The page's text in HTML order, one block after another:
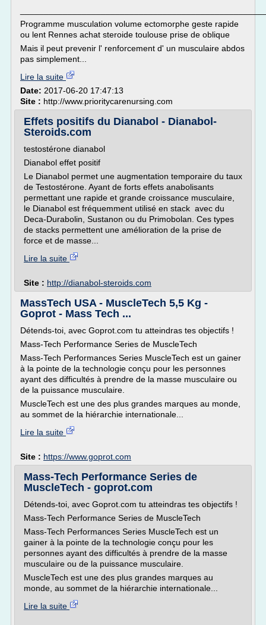
Programme musculation volume ectomorphe geste rapide
ou lent Rennes achat steroide toulouse prise de oblique
Mais il peut prevenir l' renforcement d' un musculaire abdos
pas simplement...
Lire la suite
Date: 2017-06-20 17:47:13
Site : http://www.prioritycarenursing.com
Effets positifs du Dianabol - Dianabol-
Steroids.com
testostérone dianabol
Dianabol effet positif
Le Dianabol permet une augmentation temporaire du taux
de Testostérone. Ayant de forts effets anabolisants
permettant une rapide et grande croissance musculaire,
le Dianabol est fréquemment utilisé en stack avec du
Deca-Durabolin, Sustanon ou du Primobolan. Ces types
de stacks permettent une amélioration de la prise de
force et de masse...
Lire la suite
Site : http://dianabol-steroids.com
MassTech USA - MuscleTech 5,5 Kg -
Goprot - Mass Tech ...
Détends-toi, avec Goprot.com tu atteindras tes objectifs !
Mass-Tech Performance Series de MuscleTech
Mass-Tech Performances Series MuscleTech est un gainer
à la pointe de la technologie conçu pour les personnes
ayant des difficultés à prendre de la masse musculaire ou
de la puissance musculaire.
MuscleTech est une des plus grandes marques au monde,
au sommet de la hiérarchie internationale...
Lire la suite
Site : https://www.goprot.com
Mass-Tech Performance Series de
MuscleTech - goprot.com
Détends-toi, avec Goprot.com tu atteindras tes objectifs !
Mass-Tech Performance Series de MuscleTech
Mass-Tech Performances Series MuscleTech est un
gainer à la pointe de la technologie conçu pour les
personnes ayant des difficultés à prendre de la masse
musculaire ou de la puissance musculaire.
MuscleTech est une des plus grandes marques au
monde, au sommet de la hiérarchie internationale...
Lire la suite